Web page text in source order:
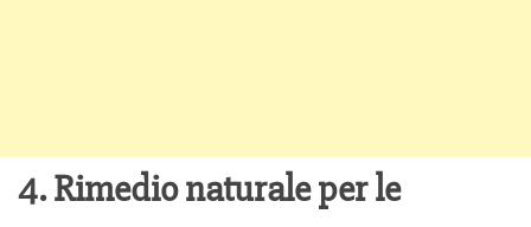
4. Rimedio naturale per le